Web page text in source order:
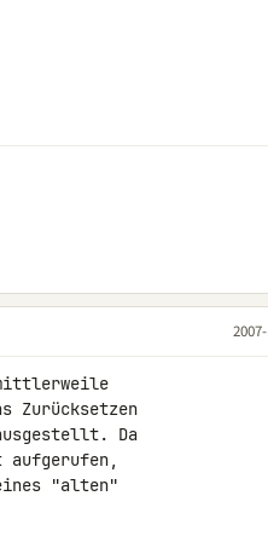
Zurücksetzen
Da
"alten"